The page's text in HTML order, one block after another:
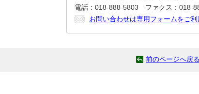
電話：018-888-5803 ファクス：018-
お問い合わせは専用フォームをご利
前のページへ戻る